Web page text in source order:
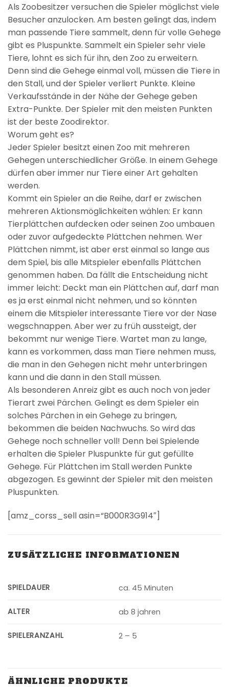
Als Zoobesitzer versuchen die Spieler möglichst viele
Besucher anzulocken. Am besten gelingt das, indem
man passende Tiere sammelt, denn für volle Gehege
gibt es Pluspunkte. Sammelt ein Spieler sehr viele
Tiere, lohnt es sich für ihn, den Zoo zu erweitern.
Denn sind die Gehege einmal voll, müssen die Tiere in
den Stall, und der Spieler verliert Punkte. Kleine
Verkaufsstände in der Nähe der Gehege geben
Extra-Punkte. Der Spieler mit den meisten Punkten
ist der beste Zoodirektor.
Worum geht es?
Jeder Spieler besitzt einen Zoo mit mehreren
Gehegen unterschiedlicher Größe. In einem Gehege
dürfen aber immer nur Tiere einer Art gehalten
werden.
Kommt ein Spieler an die Reihe, darf er zwischen
mehreren Aktionsmöglichkeiten wählen: Er kann
Tierplättchen aufdecken oder seinen Zoo umbauen
oder zuvor aufgedeckte Plättchen nehmen. Wer
Plättchen nimmt, ist aber erst einmal so lange aus
dem Spiel, bis alle Mitspieler ebenfalls Plättchen
genommen haben. Da fällt die Entscheidung nicht
immer leicht: Deckt man ein Plättchen auf, darf man
es ja erst einmal nicht nehmen, und so könnten
einem die Mitspieler interessante Tiere vor der Nase
wegschnappen. Aber wer zu früh aussteigt, der
bekommt nur wenige Tiere. Wartet man zu lange,
kann es vorkommen, dass man Tiere nehmen muss,
die man in den Gehegen nicht mehr unterbringen
kann und die dann in den Stall müssen.
Als besonderen Anreiz gibt es auch noch von jeder
Tierart zwei Pärchen. Gelingt es dem Spieler ein
solches Pärchen in ein Gehege zu bringen,
bekommen die beiden Nachwuchs. So wird das
Gehege noch schneller voll! Denn bei Spielende
erhalten die Spieler Pluspunkte für gut gefüllte
Gehege. Für Plättchen im Stall werden Punkte
abgezogen. Es gewinnt der Spieler mit den meisten
Pluspunkten.
[amz_corss_sell asin=“B000R3G914″]
ZUSÄTZLICHE INFORMATIONEN
SPIELDAUER ca. 45 Minuten
ALTER ab 8 jahren
SPIELERANZAHL 2 – 5
ÄHNLICHE PRODUKTE